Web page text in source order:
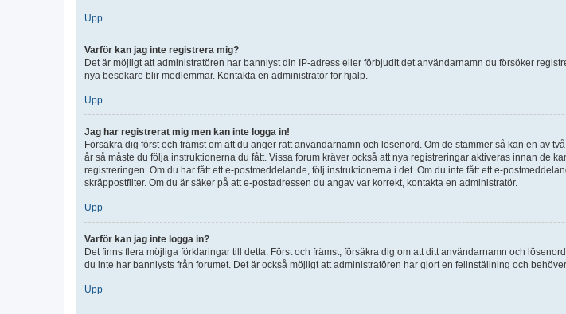
Upp
Varför kan jag inte registrera mig?
Det är möjligt att administratören har bannlyst din IP-adress eller förbjudit det användarnamn du försöker
nya besökare blir medlemmar. Kontakta en administratör för hjälp.
Upp
Jag har registrerat mig men kan inte logga in!
Försäkra dig först och främst om att du anger rätt användarnamn och lösenord. Om de stämmer så kan en av
år så måste du följa instruktionerna du fått. Vissa forum kräver också att nya registreringar aktiveras innan de
registreringen. Om du har fått ett e-postmeddelande, följ instruktionerna i det. Om du inte fått ett e-
skräppostfilter. Om du är säker på att e-postadressen du angav var korrekt, kontakta en administratör.
Upp
Varför kan jag inte logga in?
Det finns flera möjliga förklaringar till detta. Först och främst, försäkra dig om att ditt användarnamn och
du inte har bannlysts från forumet. Det är också möjligt att administratören har gjort en felinställning och
Upp